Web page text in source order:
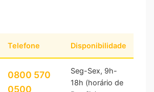
Telefone Disponibilidade
0800 570
0500
Seg-Sex, 9h-
18h (horário de